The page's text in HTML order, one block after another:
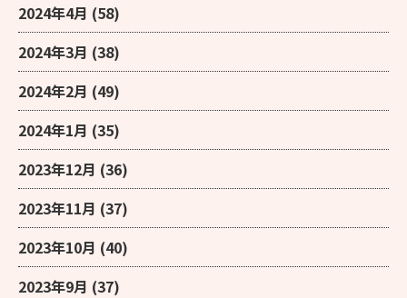
2024年4月 (58)
2024年3月 (38)
2024年2月 (49)
2024年1月 (35)
2023年12月 (36)
2023年11月 (37)
2023年10月 (40)
2023年9月 (37)